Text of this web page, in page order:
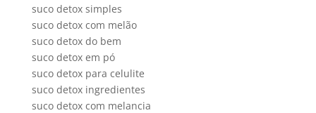
suco detox simples
suco detox com melão
suco detox do bem
suco detox em pó
suco detox para celulite
suco detox ingredientes
suco detox com melancia